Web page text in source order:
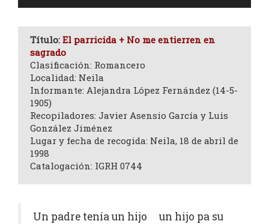
Título: El parricida + No me entierren en
sagrado
Clasificación: Romancero
Localidad: Neila
Informante: Alejandra López Fernández (14-5-
1905)
Recopiladores: Javier Asensio García y Luis
González Jiménez
Lugar y fecha de recogida: Neila, 18 de abril de
1998
Catalogación: IGRH 0744
Un padre tenía un hijo un hijo pa su